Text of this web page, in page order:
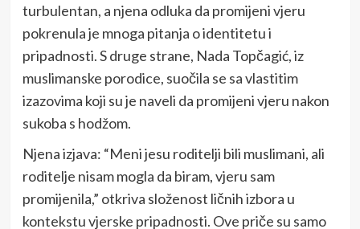
turbulentan, a njena odluka da promijeni vjeru
pokrenula je mnoga pitanja o identitetu i
pripadnosti. S druge strane, Nada Topčagić, iz
muslimanske porodice, suočila se sa vlastitim
izazovima koji su je naveli da promijeni vjeru nakon
sukoba s hodžom.
Njena izjava: “Meni jesu roditelji bili muslimani, ali
roditelje nisam mogla da biram, vjeru sam
promijenila,” otkriva složenost ličnih izbora u
kontekstu vjerske pripadnosti. Ove priče su samo